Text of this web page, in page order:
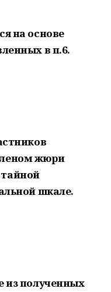
на основе
в п.6.
жюри
шкале.
из полученных